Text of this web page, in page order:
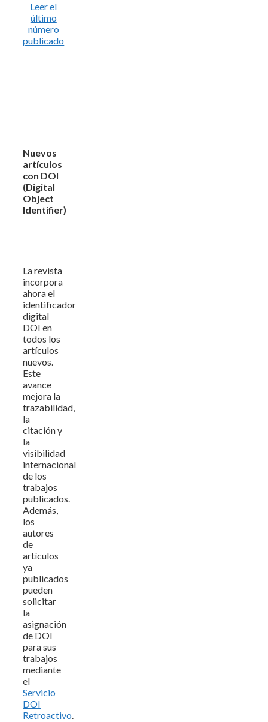
Leer el
último
número
publicado
Nuevos
artículos
con DOI
(Digital
Object
Identifier)
La revista
incorpora
ahora el
identificador
digital
DOI en
todos los
artículos
nuevos.
Este
avance
mejora la
trazabilidad,
la
citación y
la
visibilidad
internacional
de los
trabajos
publicados.
Además,
los
autores
de
artículos
ya
publicados
pueden
solicitar
la
asignación
de DOI
para sus
trabajos
mediante
el
Servicio
DOI
Retroactivo.